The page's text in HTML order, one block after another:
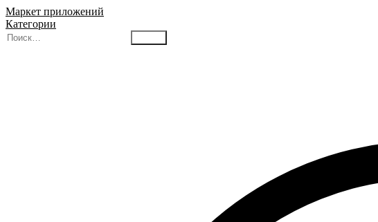
Маркет приложений
Категории